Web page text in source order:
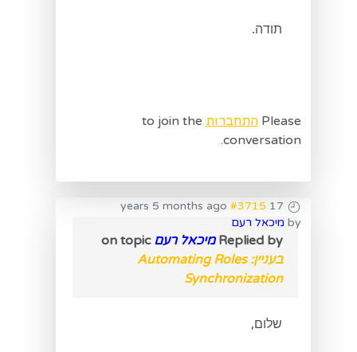
תודה.
Please התחברות to join the
conversation.
17 years 5 months ago
#3715
by מיכאל רעם
Replied by מיכאל רעם on topic
בעניין: Automating Roles
Synchronization
שלום,